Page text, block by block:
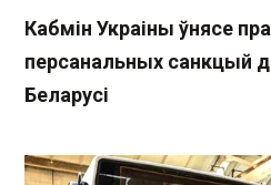
Кабмін Украіны ўнясе
персанальных санкцый
Беларусі